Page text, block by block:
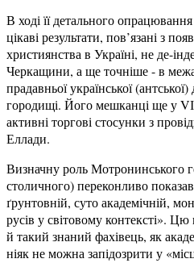
В ході її детального
цікаві результати, пов’язані з
християнства в Україні, не де-
Черкащини, а ще точніше - в
прадавньої української
городищі. Його мешканці ще у
активні торгові стосунки з
Еллади.
Визначну роль Мотронинського
столичного) переконливо
ґрунтовній, суто академічній,
русів у світовому контексті».
й такий знаний фахівець, як
ніяк не можна запідозрити у